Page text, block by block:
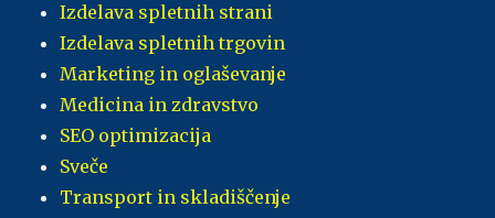
Izdelava spletnih strani
Izdelava spletnih trgovin
Marketing in oglaševanje
Medicina in zdravstvo
SEO optimizacija
Sveče
Transport in skladiščenje